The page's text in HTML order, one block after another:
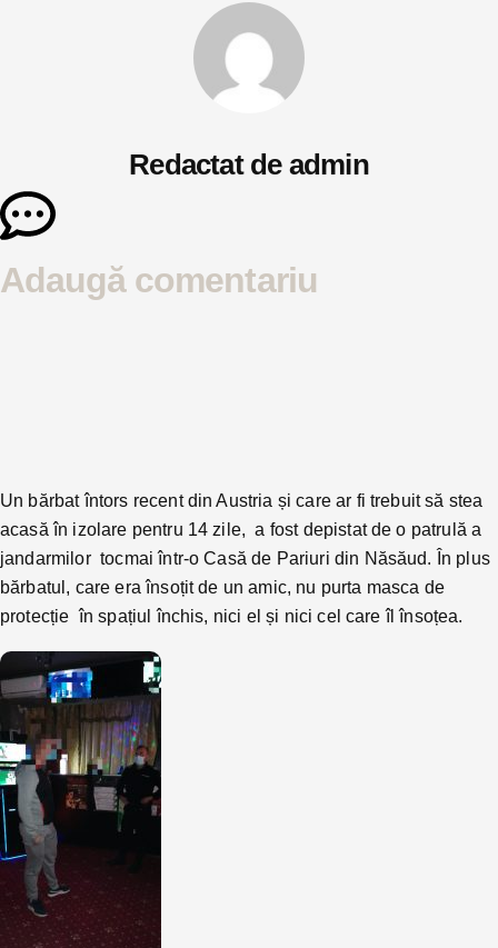
Redactat de admin
Adaugă comentariu
Un bărbat întors recent din Austria și care ar fi trebuit să stea
acasă în izolare pentru 14 zile, a fost depistat de o patrulă a
jandarmilor tocmai într-o Casă de Pariuri din Năsăud. În plus
bărbatul, care era însoțit de un amic, nu purta masca de
protecție în spațiul închis, nici el și nici cel care îl însoțea.